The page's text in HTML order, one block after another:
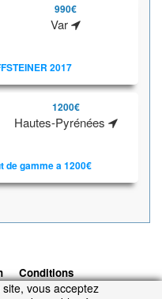
990€
Var
2017
1200€
Hautes-Pyrénées
de gamme a 1200€
Conditions
Ecurie Virtuelle -
vous acceptez